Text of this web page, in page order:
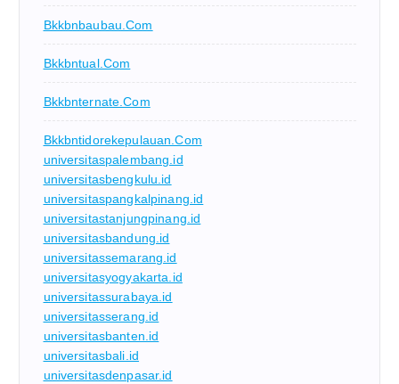
Bkkbnbaubau.com
Bkkbntual.com
Bkkbnternate.com
Bkkbntidorekepulauan.com
universitaspalembang.id
universitasbengkulu.id
universitaspangkalpinang.id
universitastanjungpinang.id
universitasbandung.id
universitassemarang.id
universitasyogyakarta.id
universitassurabaya.id
universitasserang.id
universitasbanten.id
universitasbali.id
universitasdenpasar.id